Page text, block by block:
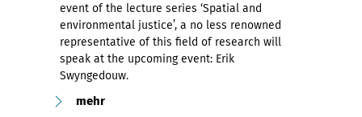
event of the lecture series ‘Spatial and
environmental justice’, a no less renowned
representative of this field of research will
speak at the upcoming event: Erik
Swyngedouw.
mehr